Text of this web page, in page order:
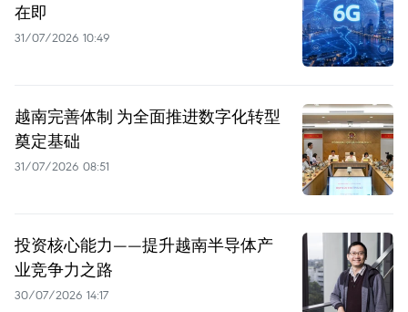
在即
31/07/2026 10:49
越南完善体制 为全面推进数字化转型
奠定基础
31/07/2026 08:51
投资核心能力——提升越南半导体产
业竞争力之路
30/07/2026 14:17